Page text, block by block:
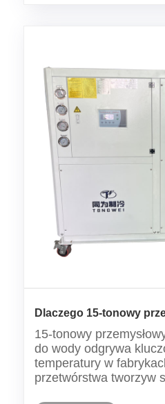
Dlaczego 15-tonowy
chłodniczy do wody jest
nowoczesnej produkcji?
15-tonowy
do wody odgrywa
temperatury w
przetwórstwa tworzyw